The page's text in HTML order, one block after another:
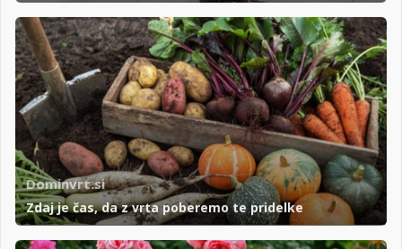
Dominvrt.si
Zdaj je čas, da z vrta poberemo te pridelke